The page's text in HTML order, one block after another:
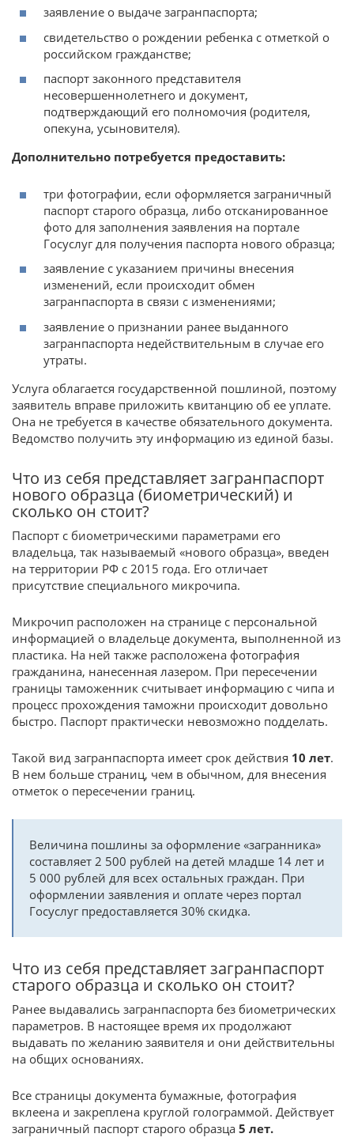
заявление о выдаче загранпаспорта;
свидетельство о рождении ребенка с отметкой о
российском гражданстве;
паспорт законного представителя
несовершеннолетнего и документ,
подтверждающий его полномочия (родителя,
опекуна, усыновителя).
Дополнительно потребуется предоставить:
три фотографии, если оформляется заграничный
паспорт старого образца, либо отсканированное
фото для заполнения заявления на портале
Госуслуг для получения паспорта нового образца;
заявление с указанием причины внесения
изменений, если происходит обмен
загранпаспорта в связи с изменениями;
заявление о признании ранее выданного
загранпаспорта недействительным в случае его
утраты.
Услуга облагается государственной пошлиной, поэтому
заявитель вправе приложить квитанцию об ее уплате.
Она не требуется в качестве обязательного документа.
Ведомство получить эту информацию из единой базы.
Что из себя представляет загранпаспорт
нового образца (биометрический) и
сколько он стоит?
Паспорт с биометрическими параметрами его
владельца, так называемый «нового образца», введен
на территории РФ с 2015 года. Его отличает
присутствие специального микрочипа.
Микрочип расположен на странице с персональной
информацией о владельце документа, выполненной из
пластика. На ней также расположена фотография
гражданина, нанесенная лазером. При пересечении
границы таможенник считывает информацию с чипа и
процесс прохождения таможни происходит довольно
быстро. Паспорт практически невозможно подделать.
Такой вид загранпаспорта имеет срок действия 10 лет.
В нем больше страниц, чем в обычном, для внесения
отметок о пересечении границ.
Величина пошлины за оформление «загранника»
составляет 2 500 рублей на детей младше 14 лет и
5 000 рублей для всех остальных граждан. При
оформлении заявления и оплате через портал
Госуслуг предоставляется 30% скидка.
Что из себя представляет загранпаспорт
старого образца и сколько он стоит?
Ранее выдавались загранпаспорта без биометрических
параметров. В настоящее время их продолжают
выдавать по желанию заявителя и они действительны
на общих основаниях.
Все страницы документа бумажные, фотография
вклеена и закреплена круглой голограммой. Действует
заграничный паспорт старого образца 5 лет.